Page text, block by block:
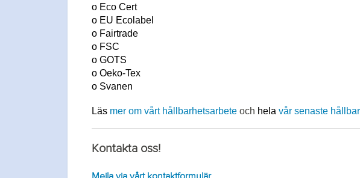
o Eco Cert
o EU Ecolabel
o Fairtrade
o FSC
o GOTS
o Oeko-Tex
o Svanen
Läs mer om vårt hållbarhetsarbete och hela vår senaste
Kontakta oss!